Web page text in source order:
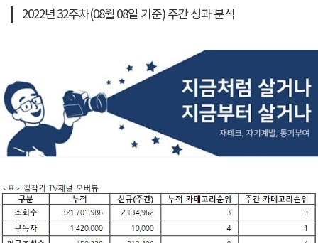
2022년 32주차(08월 08일 기준) 주간 성과 분석